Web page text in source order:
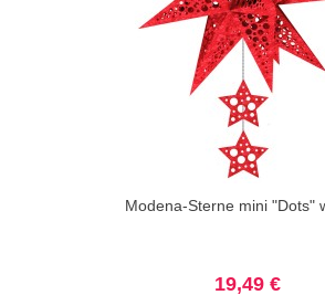
Modena-Sterne mini "Dots"
19,49 €